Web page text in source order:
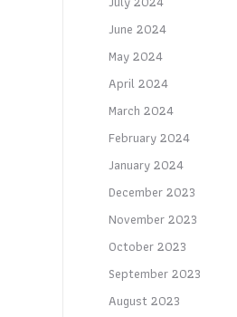
June 2024
May 2024
April 2024
March 2024
February 2024
January 2024
December 2023
November 2023
October 2023
September 2023
August 2023